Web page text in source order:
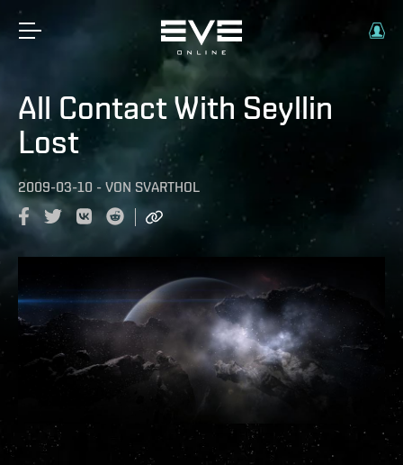
All Contact With Seyllin
Lost
2009-03-10 - VON SVARTHOL